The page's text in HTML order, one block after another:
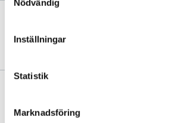
Nödvändig
Inställningar
Statistik
Marknadsföring
Svenska Konditorlandslaget
Ökad efterfrågan på